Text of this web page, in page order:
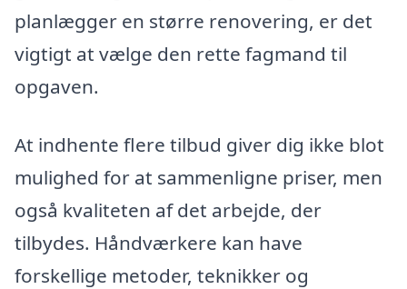
planlægger en større renovering, er det
vigtigt at vælge den rette fagmand til
opgaven.
At indhente flere tilbud giver dig ikke blot
mulighed for at sammenligne priser, men
også kvaliteten af det arbejde, der
tilbydes. Håndværkere kan have
forskellige metoder, teknikker og